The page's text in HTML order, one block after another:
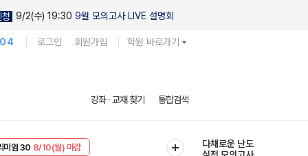
청 9/2(수) 19:30 9월 모의고사 LIVE 설명회
로그인 회원가입 학원 바로가기
강좌 · 교재 찾기 통합검색
8/10(월) 마감
다채로운 난도
실전 모의고사